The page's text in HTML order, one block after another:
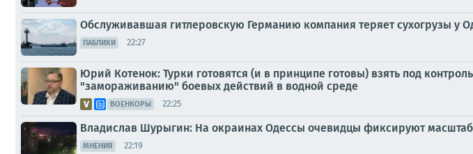
Обслуживавшая гитлеровскую Германию компания теряет сухогрузы у
ПАБЛИКИ 22:27
Юрий Котенок: Турки готовятся (и в принципе готовы) взять под
"замораживанию" боевых действий в водной среде
ВОЕНКОРЫ 22:25
Владислав Шурыгин: На окраинах Одессы очевидцы фиксируют
МНЕНИЯ 22:19